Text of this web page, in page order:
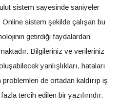
sistem sayesinde saniyeler
sistem şekilde çalışan bu
getirdiği faydalardan
Bilgileriniz ve verileriniz
yanlışlıkları, hataları
de ortadan kaldırıp iş
tercih edilen bir yazılımdır.